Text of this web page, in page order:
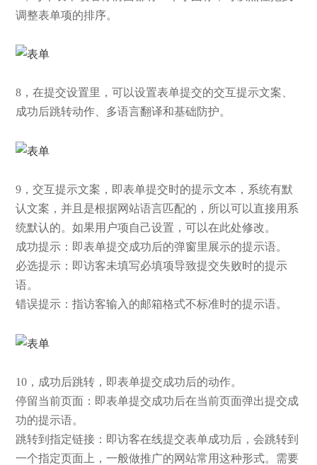
调整表单项的排序。
8，在提交设置里，可以设置表单提交的交互提示文案、
成功后跳转动作、多语言翻译和基础防护。
9，交互提示文案，即表单提交时的提示文本，系统有默
认文案，并且是根据网站语言匹配的，所以可以直接用系
统默认的。如果用户项自己设置，可以在此处修改。
成功提示：即表单提交成功后的弹窗里展示的提示语。
必选提示：即访客未填写必填项导致提交失败时的提示
语。
错误提示：指访客输入的邮箱格式不标准时的提示语。
10，成功后跳转，即表单提交成功后的动作。
停留当前页面：即表单提交成功后在当前页面弹出提交成
功的提示语。
跳转到指定链接：即访客在线提交表单成功后，会跳转到
一个指定页面上，一般做推广的网站常用这种形式。需要